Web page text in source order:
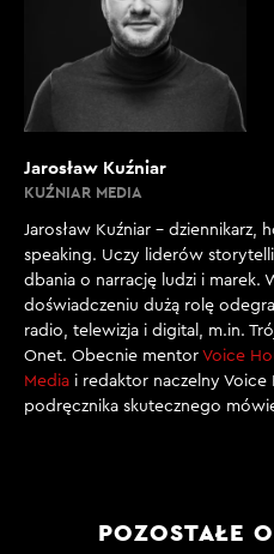
Jarosław Kuźniar
KUŹNIAR MEDIA
Jarosław Kuźniar – dziennikarz,
speaking. Uczy liderów
dbania o narrację ludzi i marek.
doświadczeniu dużą rolę
radio, telewizja i digital, m.in.
Onet. Obecnie mentor Voice
Media i redaktor naczelny Voice
podręcznika skutecznego
POZOSTAŁE